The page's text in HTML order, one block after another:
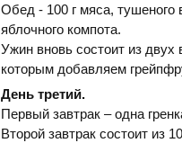
Обед - 100 г мяса, тушеного
яблочного компота.
Ужин вновь состоит из
которым добавляем
День третий.
Первый завтрак – одна
Второй завтрак состоит из